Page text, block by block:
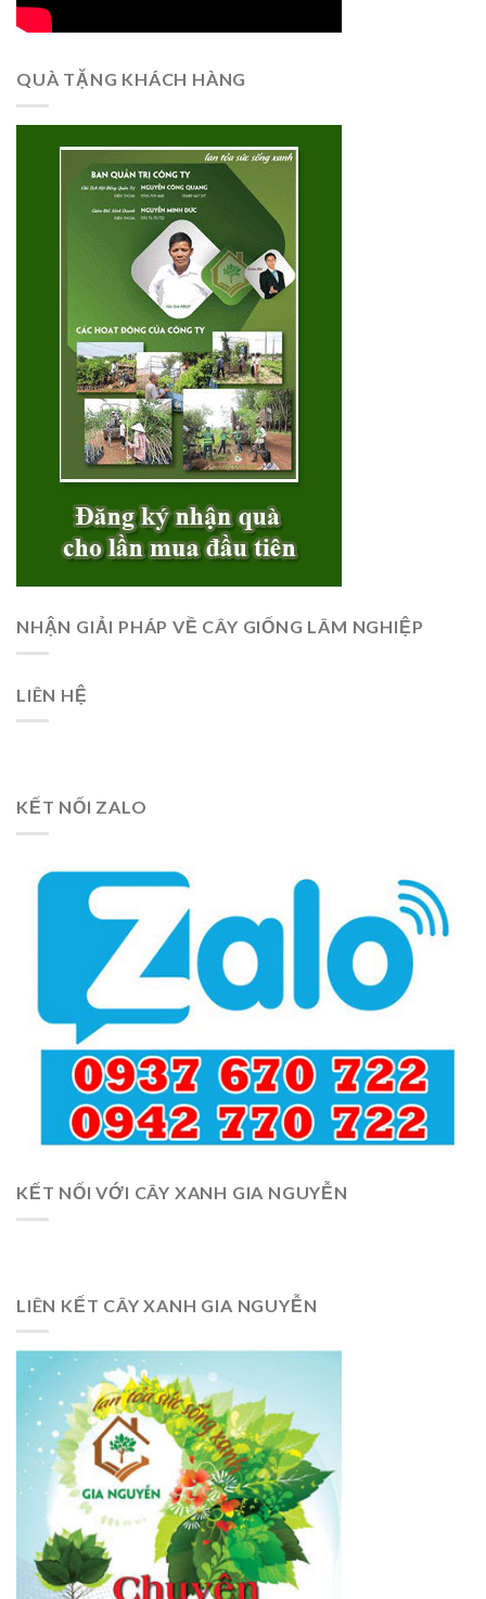
QUÀ TẶNG KHÁCH HÀNG
NHẬN GIẢI PHÁP VỀ CÂY GIỐNG LÂM NGHIỆP
LIÊN HỆ
KẾT NỐI ZALO
KẾT NỐI VỚI CÂY XANH GIA NGUYỄN
LIÊN KẾT CÂY XANH GIA NGUYỄN